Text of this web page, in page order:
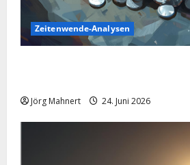
Zeitenwende-Analysen
Jörg Mahnert 24. Juni 2026